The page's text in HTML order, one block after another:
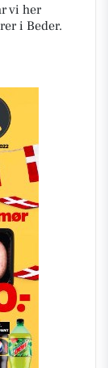
vi her
i Beder.